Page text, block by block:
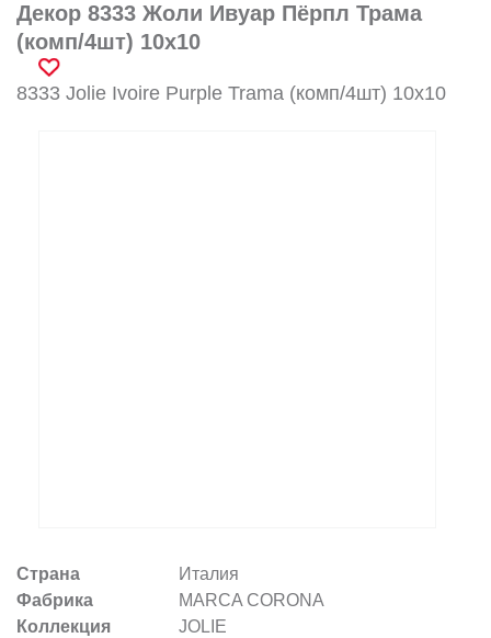
Контакты
Декор 8333 Жоли Ивуар Пёрпл Трама
(комп/4шт) 10х10
8333 Jolie Ivoire Purple Trama (комп/4шт) 10х10
Страна
Италия
Фабрика
MARCA CORONA
Коллекция
JOLIE